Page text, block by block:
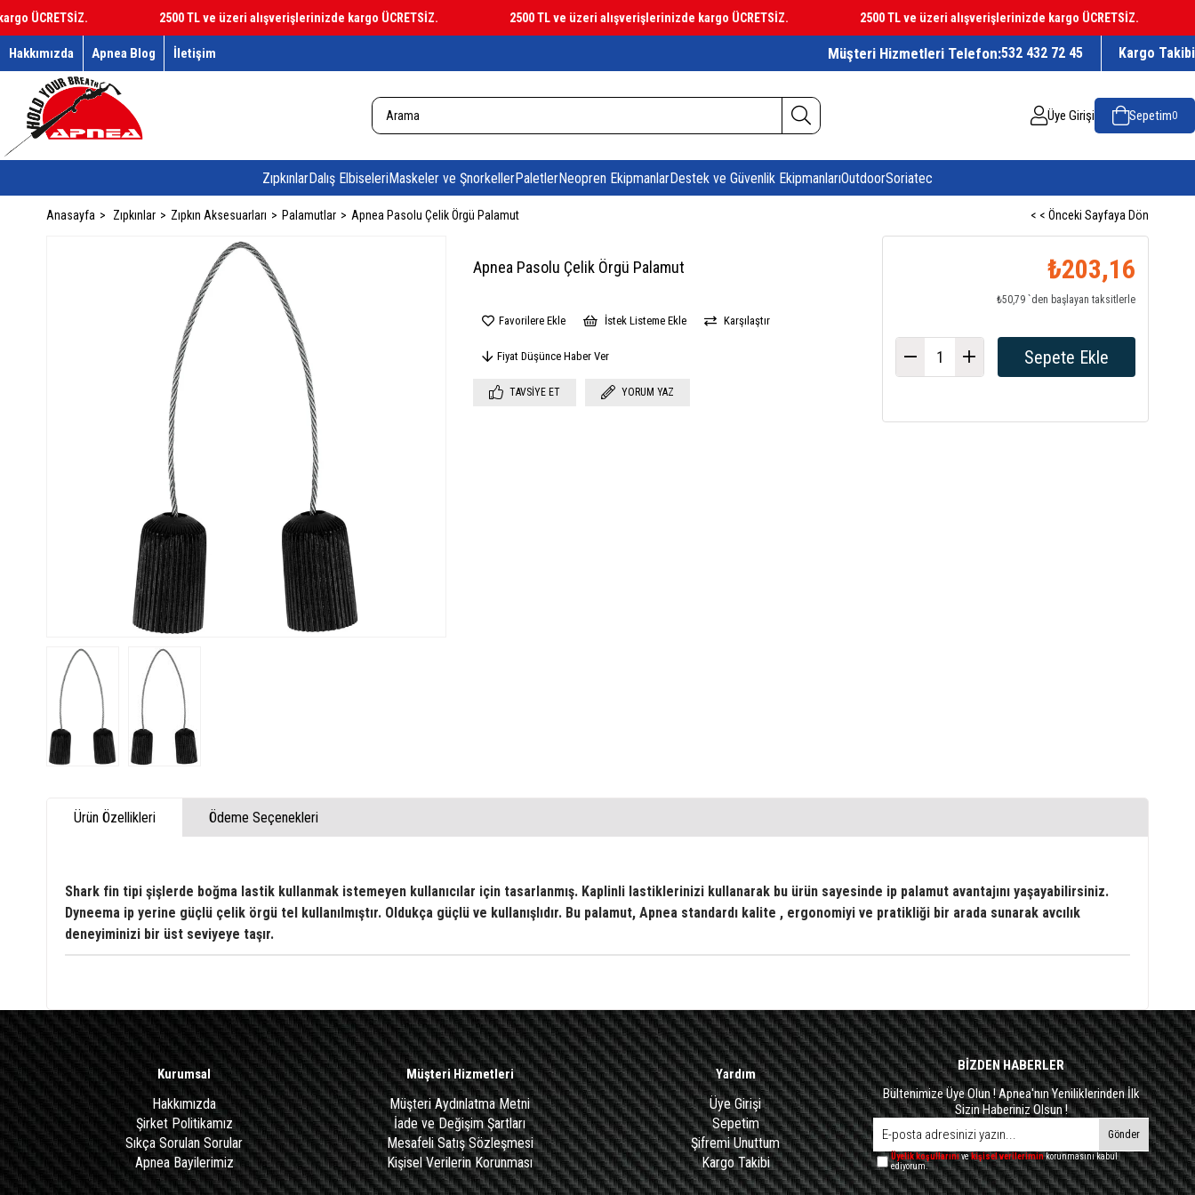
ÜCRETSİZ. 2500 TL ve üzeri alışverişlerinizde kargo ÜCRETSİZ. 2500 TL ve üzeri alışverişlerinizde kargo ÜCRETSİZ. 2500 TL ve üzeri alışverişlerinizde kargo ÜCRETSİZ.
Hakkımızda Apnea Blog İletişim Müşteri Hizmetleri Telefon:532 432 72 45 Kargo Takibi
Üye Girişi Sepetim0
ZıpkınlarDalış ElbiseleriMaskeler ve ŞnorkellerPaletlerNeopren EkipmanlarDestek ve Güvenlik EkipmanlarıOutdoorSoriatec
Anasayfa Zıpkınlar Zıpkın Aksesuarları Palamutlar Apnea Pasolu Çelik Örgü Palamut < < Önceki Sayfaya Dön
Apnea Pasolu Çelik Örgü Palamut
Favorilere Ekle İstek Listeme Ekle Karşılaştır
Fiyat Düşünce Haber Ver
TAVSIYE ET YORUM YAZ
₺203,16
₺50,79 `den başlayan taksitlerle
Ürün Özellikleri Ödeme Seçenekleri
Shark fin tipi şişlerde boğma lastik kullanmak istemeyen kullanıcılar için tasarlanmış. Kaplinli lastiklerinizi kullanarak bu ürün sayesinde ip palamut avantajını yaşayabilirsiniz.
Dyneema ip yerine güçlü çelik örgü tel kullanılmıştır. Oldukça güçlü ve kullanışlıdır. Bu palamut, Apnea standardı kalite , ergonomiyi ve pratikliği bir arada sunarak avcılık
deneyiminizi bir üst seviyeye taşır.
Kurumsal
Hakkımızda
Şirket Politikamız
Sıkça Sorulan Sorular
Apnea Bayilerimiz
Müşteri Hizmetleri
Müşteri Aydınlatma Metni
İade ve Değişim Şartları
Mesafeli Satış Sözleşmesi
Kişisel Verilerin Korunması
Yardım
Üye Girişi
Sepetim
Şifremi Unuttum
Kargo Takibi
BİZDEN HABERLER
Bültenimize Üye Olun ! Apnea'nın Yeniliklerinden İlk
Sizin Haberiniz Olsun !
Gönder
Üyelik koşullarınıvekişisel verileriminkorunmasını kabul
ediyorum.